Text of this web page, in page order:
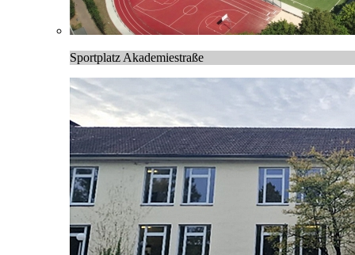
Sportplatz Akademiestraße